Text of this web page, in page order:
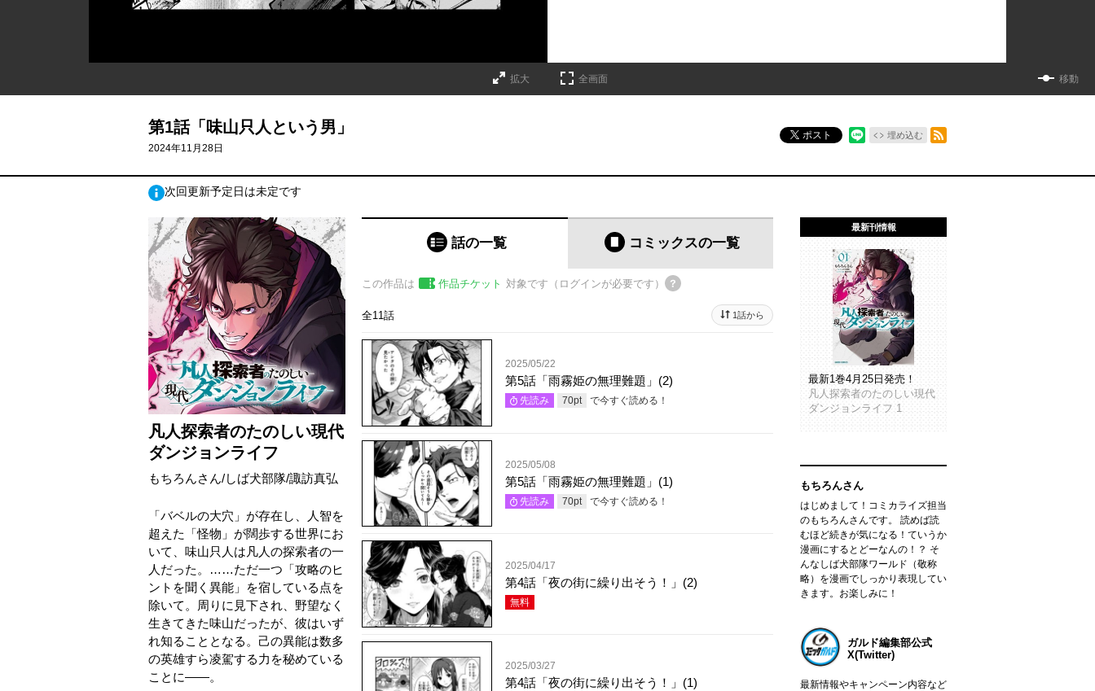
拡大 全画面 移動
第1話「味山只人という男」
2024年11月28日
ポスト 埋め込む
次回更新予定日は未定です
凡人探索者のたのしい現代
ダンジョンライフ
もちろんさん/しば犬部隊/諏訪真弘
「バベルの大穴」が存在し、人智を
超えた「怪物」が闊歩する世界にお
いて、味山只人は凡人の探索者の一
人だった。……ただ一つ「攻略のヒ
ントを聞く異能」を宿している点を
除いて。周りに見下され、野望なく
生きてきた味山だったが、彼はいず
れ知ることとなる。己の異能は数多
の英雄すら凌駕する力を秘めている
ことに――。
話の一覧 コミックスの一覧
この作品は 作品チケット 対象です（ログインが必要です）
全11話 1話から
2025/05/22
第5話「雨霧姫の無理難題」(2)
先読み 70pt で今すぐ読める！
2025/05/08
第5話「雨霧姫の無理難題」(1)
先読み 70pt で今すぐ読める！
2025/04/17
第4話「夜の街に繰り出そう！」(2)
無料
2025/03/27
第4話「夜の街に繰り出そう！」(1)
最新刊情報
最新1巻4月25日発売！
凡人探索者のたのしい現代
ダンジョンライフ 1
もちろんさん
はじめまして！コミカライズ担当
のもちろんさんです。 読めば読
むほど続きが気になる！ていうか
漫画にするとどーなんの！？ そ
んなしば犬部隊ワールド（敬称
略）を漫画でしっかり表現してい
きます。お楽しみに！
ガルド編集部公式
X(Twitter)
最新情報やキャンペーン内容など